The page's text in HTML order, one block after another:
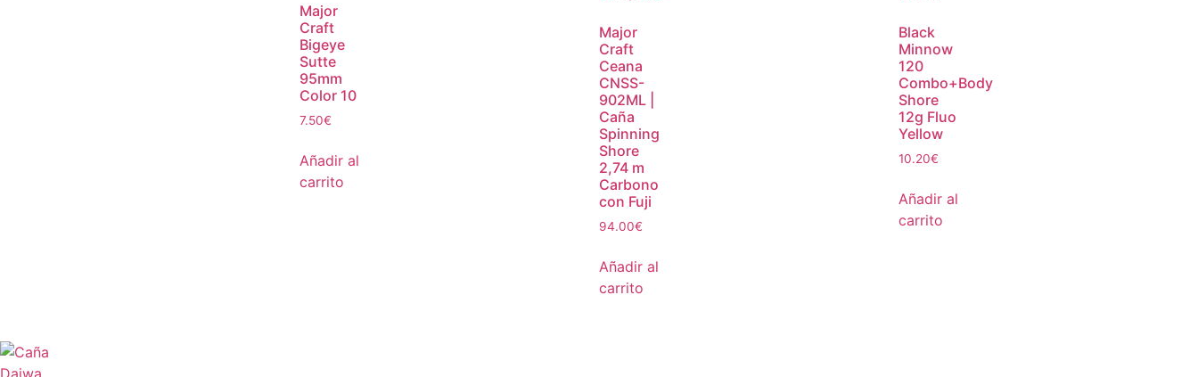
Major
Craft
Bigeye
Sutte
95mm
Color 10
7.50€
Añadir al
carrito
Major
Craft
Ceana
CNSS-
902ML |
Caña
Spinning
Shore
2,74 m
Carbono
con Fuji
94.00€
Añadir al
carrito
Black
Minnow
120
Combo+Body
Shore
12g Fluo
Yellow
10.20€
Añadir al
carrito